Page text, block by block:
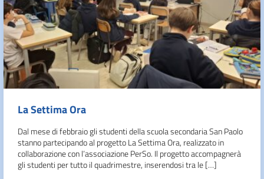
La Settima Ora
Dal mese di febbraio gli studenti della scuola secondaria San Paolo
stanno partecipando al progetto La Settima Ora, realizzato in
collaborazione con l’associazione PerSo. Il progetto accompagnerà
gli studenti per tutto il quadrimestre, inserendosi tra le […]